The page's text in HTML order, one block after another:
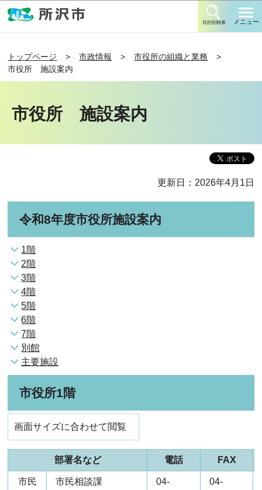
目的別検索 メニュー
トップページ 市政情報
市役所の組織と業務
市役所 施設案内
市役所 施設案内
更新日：2026年4月1日
令和8年度市役所施設案内
1階
2階
3階
4階
5階
6階
7階
別館
主要施設
市役所1階
画面サイズに合わせて閲覧
部署名など 電話 FAX
市民
市民相談課
04-
04-